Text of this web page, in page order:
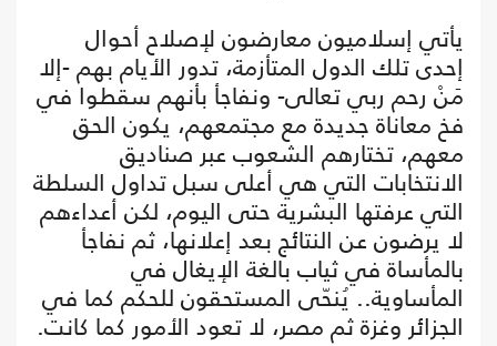
يأتي إسلاميون معارضون لإصلاح أحوال
إحدى تلك الدول المتأزمة، تدور الأيام بهم -إلا
مَنْ رحم ربي تعالى- ونفاجأ بأنهم سقطوا في
فخ معاناة جديدة مع مجتمعهم، يكون الحق
معهم، تختارهم الشعوب عبر صناديق
الانتخابات التي هي أعلى سبل تداول السلطة
التي عرفتها البشرية حتى اليوم، لكن أعداءهم
لا يرضون عن النتائج بعد إعلانها، ثم نفاجأ
بالمأساة في ثياب بالغة الإيغال في
المأساوية.. يُنحّى المستحقون للحكم كما في
الجزائر وغزة ثم مصر، لا تعود الأمور كما كانت.